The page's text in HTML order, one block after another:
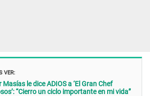
VER:
Masías le dice ADIOS a ‘El Gran Chef
“Cierro un ciclo importante en mi vida”